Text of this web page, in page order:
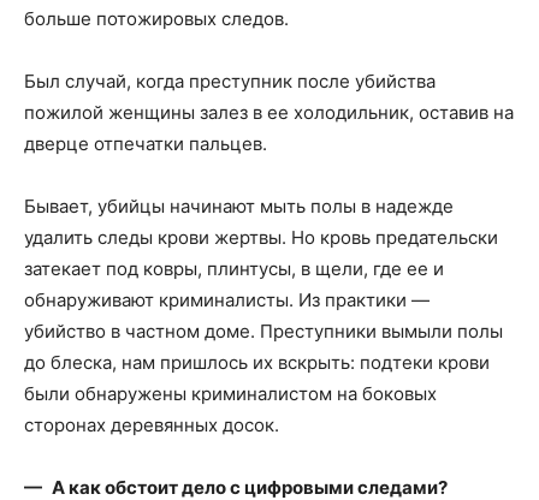
больше потожировых следов.
Был случай, когда преступник после убийства
пожилой женщины залез в ее холодильник, оставив на
дверце отпечатки пальцев.
Бывает, убийцы начинают мыть полы в надежде
удалить следы крови жертвы. Но кровь предательски
затекает под ковры, плинтусы, в щели, где ее и
обнаруживают криминалисты. Из практики —
убийство в частном доме. Преступники вымыли полы
до блеска, нам пришлось их вскрыть: подтеки крови
были обнаружены криминалистом на боковых
сторонах деревянных досок.
— А как обстоит дело с цифровыми следами?